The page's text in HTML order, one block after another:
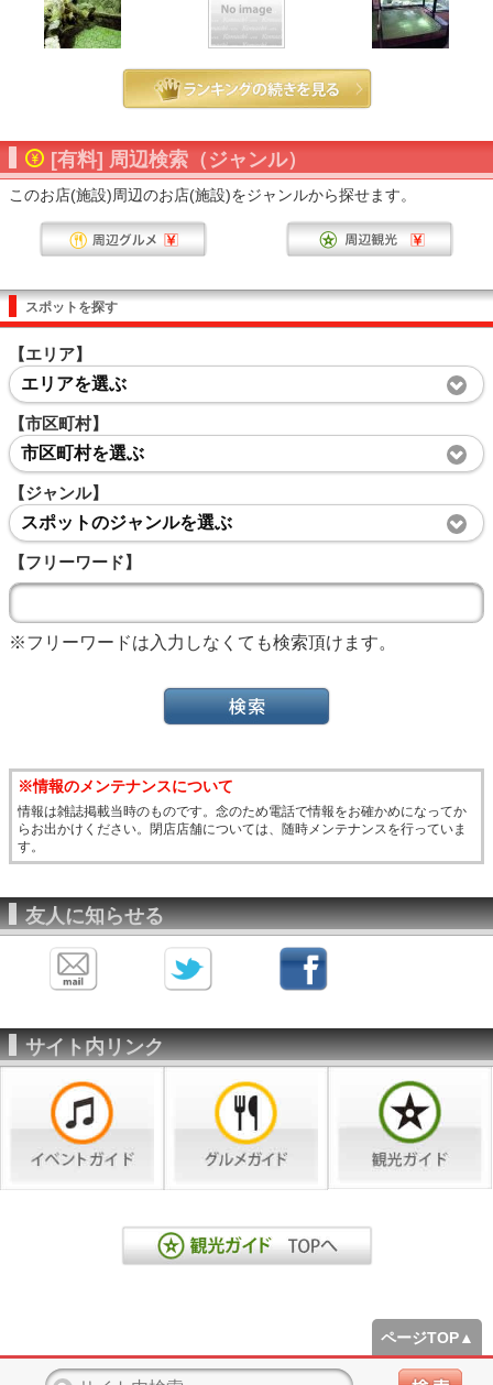
[有料] 周辺検索（ジャンル）
このお店(施設)周辺のお店(施設)をジャンルから探せます。
スポットを探す
【エリア】
エリアを選ぶ
【市区町村】
市区町村を選ぶ
【ジャンル】
スポットのジャンルを選ぶ
【フリーワード】
※フリーワードは入力しなくても検索頂けます。
※情報のメンテナンスについて
情報は雑誌掲載当時のものです。念のため電話で情報をお確かめになってか
らお出かけください。閉店店舗については、随時メンテナンスを行っていま
す。
友人に知らせる
サイト内リンク
ページTOP▲